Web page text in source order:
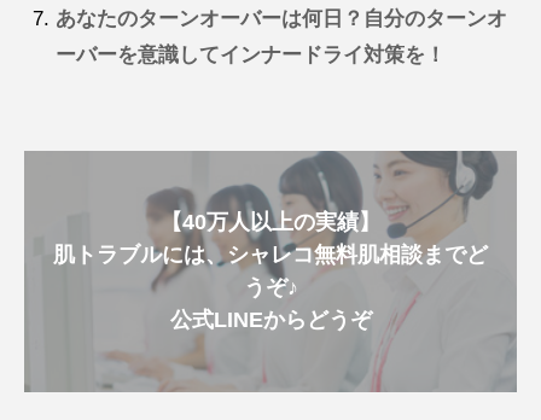
あなたのターンオーバーは何日？自分のターンオ
ーバーを意識してインナードライ対策を！
【40万人以上の実績】
肌トラブルには、シャレコ無料肌相談までど
うぞ♪
公式LINEからどうぞ